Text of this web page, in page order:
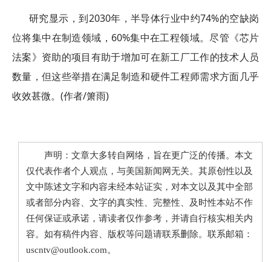
研究显示，到2030年，半导体行业中约74%的空缺岗
位将集中在制造领域，60%集中在工程领域。尽管《芯片
法案》资助的项目有助于增加可在新工厂工作的技术人员
数量，但这些举措在满足制造和硬件工程师需求方面几乎
收效甚微。(作者/箫雨)
声明：文章大多转自网络，旨在更广泛的传播。本文
仅代表作者个人观点，与美国新闻网无关。其原创性以及
文中陈述文字和内容未经本站证实，对本文以及其中全部
或者部分内容、文字的真实性、完整性、及时性本站不作
任何保证或承诺，请读者仅作参考，并请自行核实相关内
容。如有稿件内容、版权等问题请联系删除。联系邮箱：
uscntv@outlook.com。